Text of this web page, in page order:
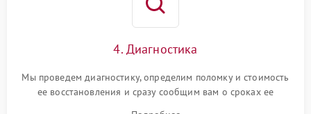
4. Диагностика
Мы проведем диагностику, определим поломку и стоимость
ее восстановления и сразу сообщим вам о сроках ее